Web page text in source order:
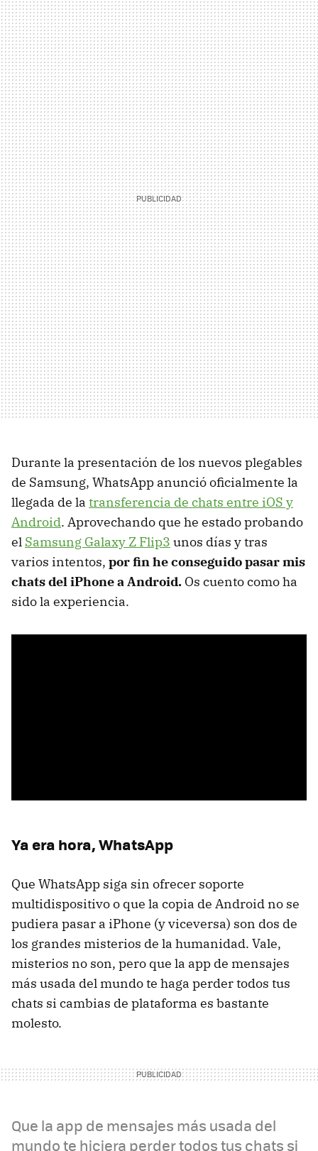
Durante la presentación de los nuevos plegables
de Samsung, WhatsApp anunció oficialmente la
llegada de la transferencia de chats entre iOS y
Android. Aprovechando que he estado probando
el Samsung Galaxy Z Flip3 unos días y tras
varios intentos, por fin he conseguido pasar mis
chats del iPhone a Android. Os cuento como ha
sido la experiencia.
Ya era hora, WhatsApp
Que WhatsApp siga sin ofrecer soporte
multidispositivo o que la copia de Android no se
pudiera pasar a iPhone (y viceversa) son dos de
los grandes misterios de la humanidad. Vale,
misterios no son, pero que la app de mensajes
más usada del mundo te haga perder todos tus
chats si cambias de plataforma es bastante
molesto.
Que la app de mensajes más usada del
mundo te hiciera perder todos tus chats si